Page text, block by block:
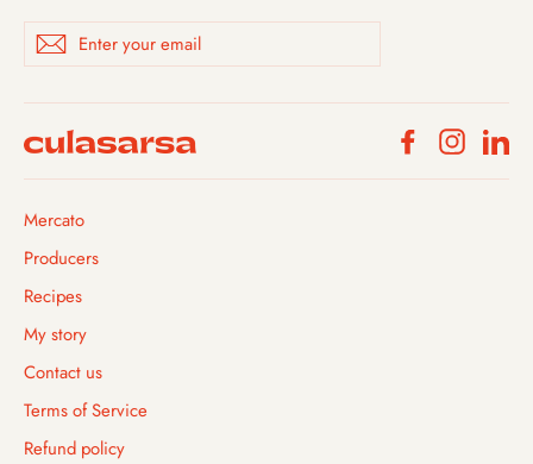
Enter
your
email
Subscribe
Facebook
Mercato
Producers
Recipes
My story
Contact us
Terms of Service
Refund policy